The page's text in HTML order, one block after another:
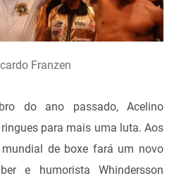
Franzen
do ano passado, Acelino
para mais uma luta. Aos
de boxe fará um novo
e humorista Whindersson